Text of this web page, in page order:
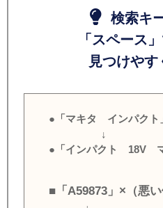
検索キ
「スペース
見つけやす
●「マキタ インパクト
↓
●「インパクト 18V
■「A59873」×（悪い